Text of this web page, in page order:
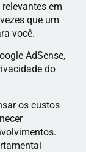
em
que um
você.
AdSense,
do
os custos